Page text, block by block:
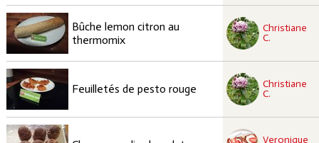
Bûche lemon citron au
thermomix
Christiane
C.
recette à tester
Feuilletés de pesto rouge
Christiane
C.
recette à tester
Veronique
recette à tester